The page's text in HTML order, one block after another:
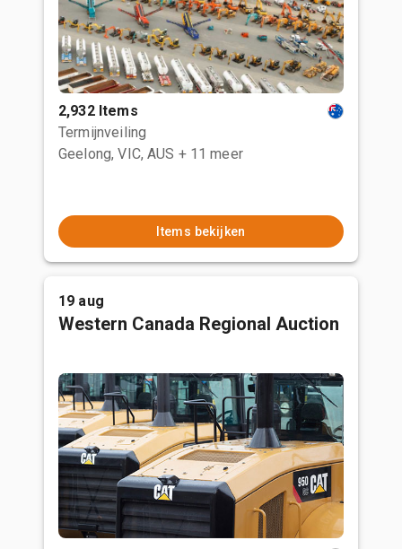
2,932 Items
Termijnveiling
Geelong, VIC, AUS + 11 meer
Items bekijken
19 aug
Western Canada Regional Auction